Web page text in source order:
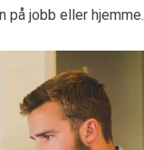
på jobb eller hjemme.